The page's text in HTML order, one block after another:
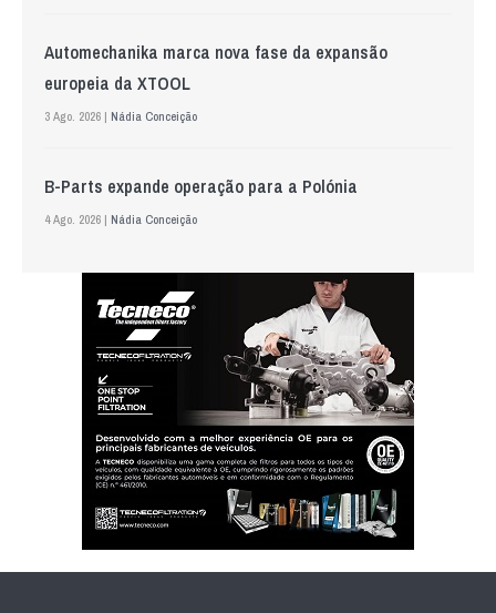
Automechanika marca nova fase da expansão
europeia da XTOOL
3 Ago. 2026 | Nádia Conceição
B-Parts expande operação para a Polónia
4 Ago. 2026 | Nádia Conceição